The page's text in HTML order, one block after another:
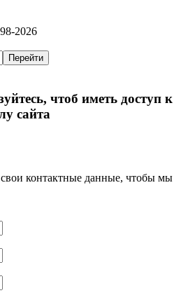
2026
чтоб иметь доступ к
сайта
контактные данные, чтобы мы